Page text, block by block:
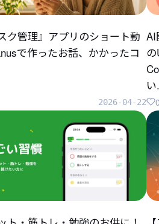
ク管理』アプリのショート動
で作ったお話、かかったコ
2026-04-22
AI
0